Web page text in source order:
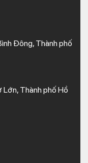
Đông, Thành phố
Lớn, Thành phố Hồ